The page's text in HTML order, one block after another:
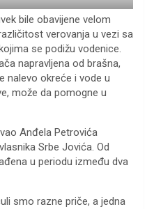
bile obavijene velom
verovanja u vezi sa
se podižu vodenice.
napravljena od brašna,
nalevo okreće i vode u
može da pomogne u
Anđela Petrovića
Srbe Jovića. Od
u periodu između dva
smo razne priče, a jedna